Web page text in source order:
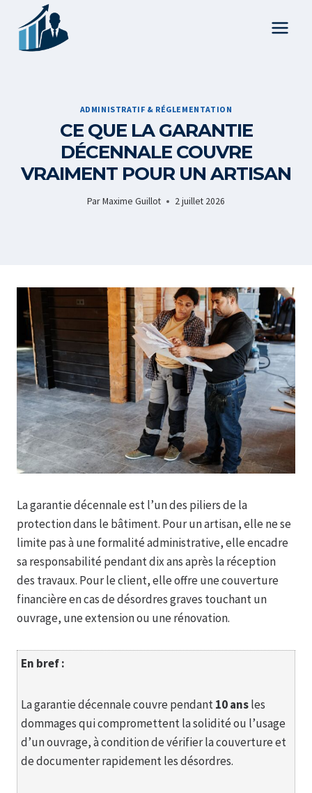
contenu
ADMINISTRATIF & RÉGLEMENTATION
CE QUE LA GARANTIE
DÉCENNALE COUVRE
VRAIMENT POUR UN ARTISAN
Par Maxime Guillot 2 juillet 2026
La garantie décennale est l’un des piliers de la
protection dans le bâtiment. Pour un artisan, elle ne se
limite pas à une formalité administrative, elle encadre
sa responsabilité pendant dix ans après la réception
des travaux. Pour le client, elle offre une couverture
financière en cas de désordres graves touchant un
ouvrage, une extension ou une rénovation.
En bref :
La garantie décennale couvre pendant10 ansles
dommages qui compromettent la solidité ou l’usage
d’un ouvrage, à condition de vérifier la couverture et
de documenter rapidement les désordres.